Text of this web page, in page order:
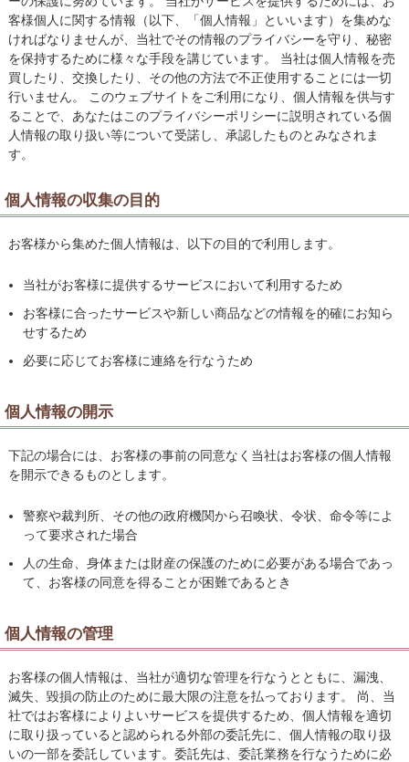
客様個人に関する情報（以下、「個人情報」といいます）を集めな
ければなりませんが、当社でその情報のプライバシーを守り、秘密
を保持するために様々な手段を講じています。 当社は個人情報を売
買したり、交換したり、その他の方法で不正使用することには一切
行いません。 このウェブサイトをご利用になり、個人情報を供与す
ることで、あなたはこのプライバシーポリシーに説明されている個
人情報の取り扱い等について受諾し、承認したものとみなされま
す。
個人情報の収集の目的
お客様から集めた個人情報は、以下の目的で利用します。
当社がお客様に提供するサービスにおいて利用するため
お客様に合ったサービスや新しい商品などの情報を的確にお知ら
せするため
必要に応じてお客様に連絡を行なうため
個人情報の開示
下記の場合には、お客様の事前の同意なく当社はお客様の個人情報
を開示できるものとします。
警察や裁判所、その他の政府機関から召喚状、令状、命令等によ
って要求された場合
人の生命、身体または財産の保護のために必要がある場合であっ
て、お客様の同意を得ることが困難であるとき
個人情報の管理
お客様の個人情報は、当社が適切な管理を行なうとともに、漏洩、
滅失、毀損の防止のために最大限の注意を払っております。 尚、当
社ではお客様によりよいサービスを提供するため、個人情報を適切
に取り扱っていると認められる外部の委託先に、個人情報の取り扱
いの一部を委託しています。委託先は、委託業務を行なうために必